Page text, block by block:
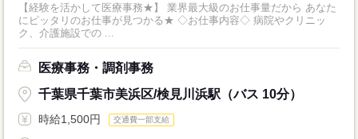
【経験を活かして医療事務★】 業界最大級のお仕事量だから あなた
にピッタリのお仕事が見つかる★ ◇お仕事内容◇ 病院やクリニッ
ク、介護施設での ...
医療事務・調剤事務
千葉県千葉市美浜区/検見川浜駅（バス 10分）
時給1,500円 交通費一部支給